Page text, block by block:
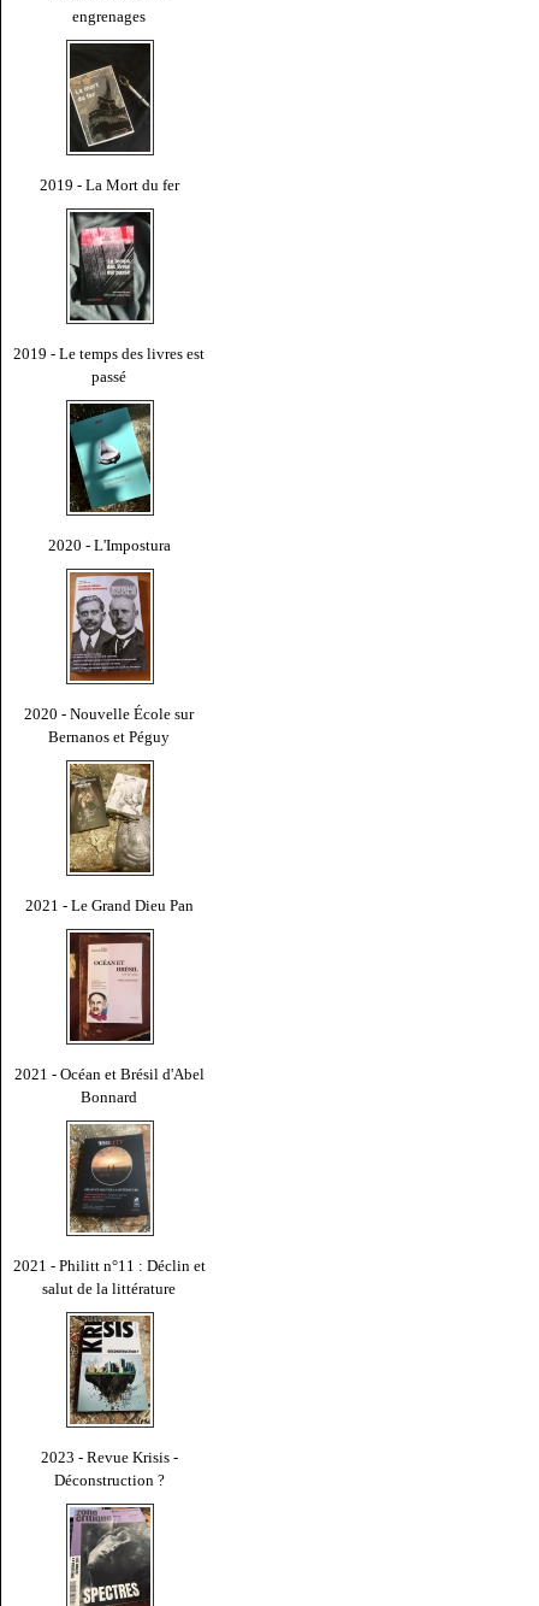
engrenages
2019 - La Mort du fer
2019 - Le temps des livres est
passé
2020 - L'Impostura
2020 - Nouvelle École sur
Bernanos et Péguy
2021 - Le Grand Dieu Pan
2021 - Océan et Brésil d'Abel
Bonnard
2021 - Philitt n°11 : Déclin et
salut de la littérature
2023 - Revue Krisis -
Déconstruction ?